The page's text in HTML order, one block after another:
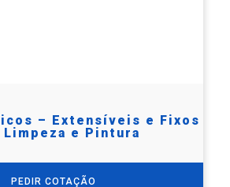
– Extensíveis e Fixos
Limpeza e Pintura
PEDIR COTAÇÃO